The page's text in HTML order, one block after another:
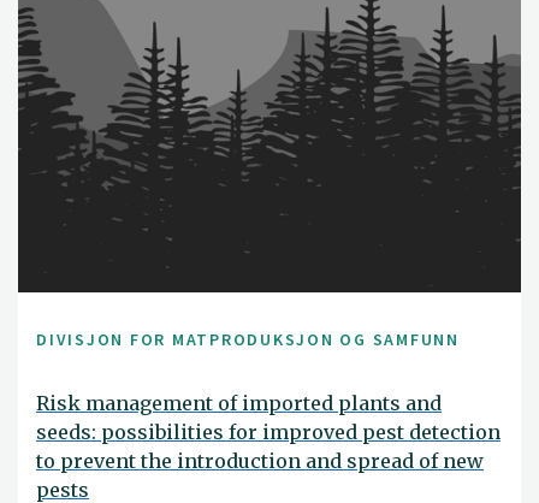
DIVISJON FOR MATPRODUKSJON OG SAMFUNN
Risk management of imported plants and
seeds: possibilities for improved pest detection
to prevent the introduction and spread of new
pests